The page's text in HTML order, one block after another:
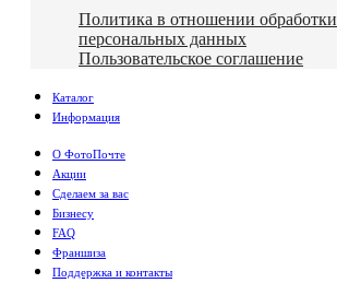
Политика в отношении обработки
персональных данных
Пользовательское соглашение
Каталог
Информация
О ФотоПочте
Акции
Сделаем за вас
Бизнесу
FAQ
Франшиза
Поддержка и контакты